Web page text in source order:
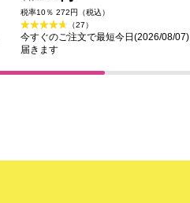
税率10％ 272円（税込）
（27）
今すぐのご注文で最短今日(2026/08/07)
届きます